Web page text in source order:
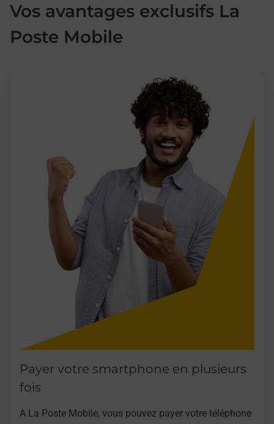
Vos avantages exclusifs La
Poste Mobile
Payer votre smartphone en plusieurs
fois
A La Poste Mobile, vous pouvez payer votre téléphone